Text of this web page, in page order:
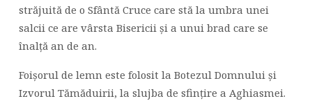
străjuită de o Sfântă Cruce care stă la umbra unei
salcii ce are vârsta Bisericii și a unui brad care se
înalță an de an.
Foișorul de lemn este folosit la Botezul Domnului și
Izvorul Tămăduirii, la slujba de sfințire a Aghiasmei.